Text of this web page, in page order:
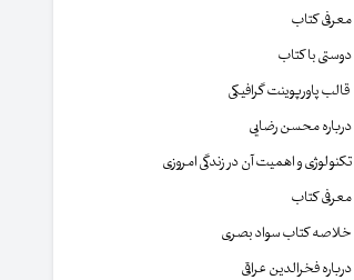
معرفی کتاب
دوستی با کتاب
قالب پاورپوینت گرافیکی
درباره محسن رضایی
تکنولوژی و اهمیت آن در زندگی امروزی
معرفی کتاب
خلاصه کتاب سواد بصری
درباره فخرالدین عراقی